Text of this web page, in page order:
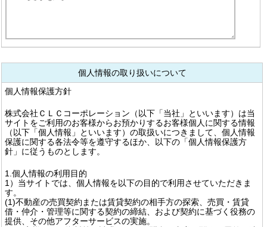
個人情報の取り扱いについて
個人情報保護方針
株式会社ＣＬＣコーポレーション（以下「当社」といいます）は当
サイトをご利用のお客様からお預かりするお客様個人に関する情報
（以下「個人情報」といいます）の取扱いにつきまして、個人情報
保護に関する各法令等を遵守するほか、以下の「個人情報保護方
針」に従うものとします。
1.個人情報の利用目的
1）当サイトでは、個人情報を以下の目的で利用させていただきま
す。
(1)不動産の売買契約または賃貸契約の相手方の探索、売買・賃貸
借・仲介・管理等に関する契約の締結、および契約に基づく役務の
提供、その他アフターサービスの実施。